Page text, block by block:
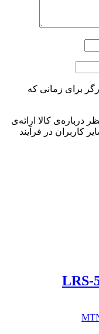
برای زمانی که
درباره‌ی کالا ارائه‌ی
کاربران در فرآیند